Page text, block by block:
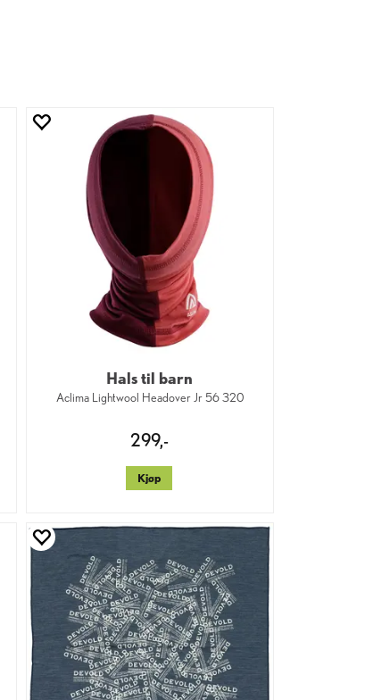
Hals til barn
Aclima Lightwool Headover Jr 56 320
299,-
Kjøp